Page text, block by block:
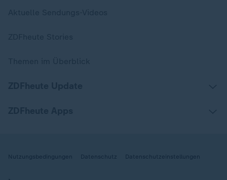
Nutzungsbedingungen Datenschutz Datenschutzeinstellungen